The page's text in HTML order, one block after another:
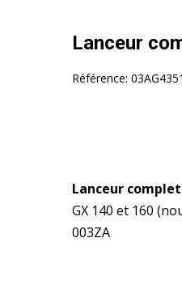
Lanceur
Référence: 03AG4351
Lanceur complet
GX 140 et 160
003ZA